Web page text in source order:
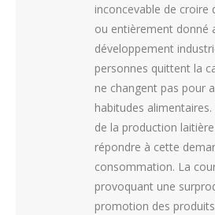
inconcevable de croire
ou entièrement donné
développement
personnes quittent la
ne changent pas pour
habitudes
de la production
répondre à cette
consommation. La
provoquant une
promotion des